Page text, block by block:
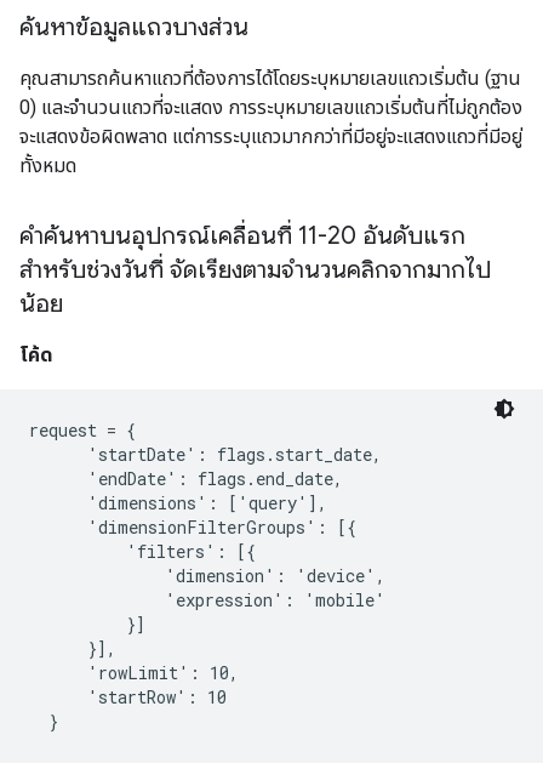
ค้นหาข้อมูลแถวบางส่วน
คุณสามารถค้นหาแถวที่ต้องการได้โดยระบุหมายเลขแถวเริ่มต้น (ฐาน
0) และจำนวนแถวที่จะแสดง การระบุหมายเลขแถวเริ่มต้นที่ไม่ถูกต้อง
จะแสดงข้อผิดพลาด แต่การระบุแถวมากกว่าที่มีอยู่จะแสดงแถวที่มีอยู่
ทั้งหมด
คำค้นหาบนอุปกรณ์เคลื่อนที่ 11-20 อันดับแรก
สำหรับช่วงวันที่ จัดเรียงตามจำนวนคลิกจากมากไป
น้อย
โค้ด
request = {
      'startDate': flags.start_date,
      'endDate': flags.end_date,
      'dimensions': ['query'],
      'dimensionFilterGroups': [{
          'filters': [{
              'dimension': 'device',
              'expression': 'mobile'
          }]
      }],
      'rowLimit': 10,
      'startRow': 10